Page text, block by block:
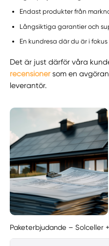
Endast produkter från
Långsiktiga garantier och
En kundresa där du är i fokus
Det är just därför våra
recensionersom en
leverantör.
Paketerbjudande – Solceller